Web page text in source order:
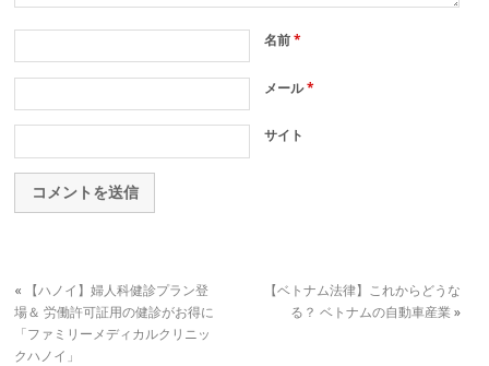
名前*
メール*
サイト
«
【ハノイ】婦人科健診プラン登
場＆ 労働許可証用の健診がお得に
「ファミリーメディカルクリニッ
クハノイ」
【ベトナム法律】これからどうな
る？ ベトナムの自動車産業 »